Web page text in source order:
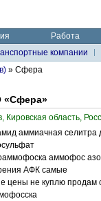
Работа
компании
» Сфера
Кировская область,
аммиачная селитра
аммофос
АФК самые
цены не куплю